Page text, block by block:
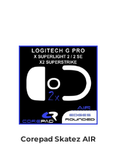
Corepad Skatez AIR